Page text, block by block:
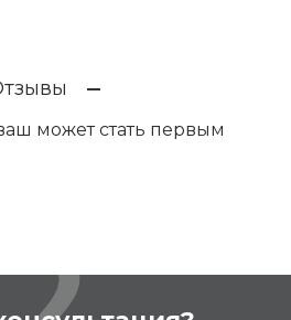
может стать первым